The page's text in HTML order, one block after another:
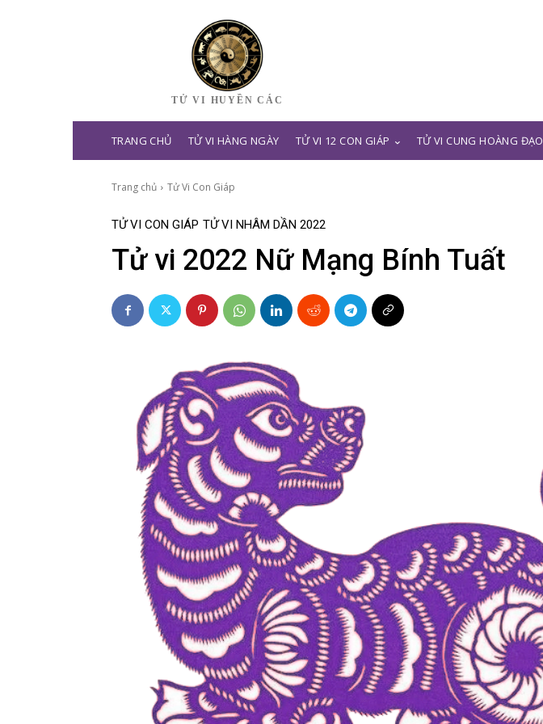
TỬ VI HUYỀN CÁC
TRANG CHỦ TỬ VI HÀNG NGÀY TỬ VI 12 CON GIÁP TỬ VI CUNG HOÀNG ĐẠO
Trang chủ Tử Vi Con Giáp
TỬ VI CON GIÁP TỬ VI NHÂM DẦN 2022
Tử vi 2022 Nữ Mạng Bính Tuất